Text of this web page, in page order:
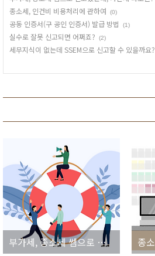
종소세, 인건비 비용처리에 관하여 (0)
공동 인증서(구 공인 인증서) 발급 방법 (1)
실수로 잘못 신고되면 어쩌죠? (2)
세무지식이 없는데 SSEM으로 신고할 수 있을까요?
부가세, 종소세 쎔으로 신고했는데, 가산세 나오면?